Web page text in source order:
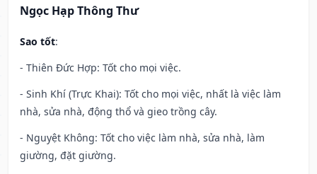
Ngọc Hạp Thông Thư
Sao tốt:
- Thiên Đức Hợp: Tốt cho mọi việc.
- Sinh Khí (Trực Khai): Tốt cho mọi việc, nhất là việc làm
nhà, sửa nhà, động thổ và gieo trồng cây.
- Nguyệt Không: Tốt cho việc làm nhà, sửa nhà, làm
giường, đặt giường.